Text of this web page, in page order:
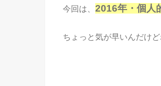
今回は、 2016年・個人
ちょっと気が早いんだけど